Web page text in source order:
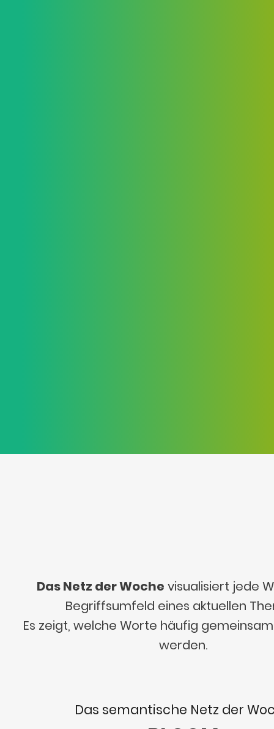
Das Netz der Woche visualisiert jede
Begriffsumfeld eines aktuellen
Es zeigt, welche Worte häufig
werden.
Das semantische Netz der